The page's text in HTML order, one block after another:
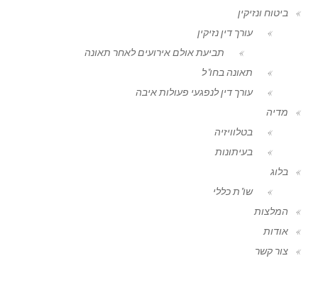
ביטוח ונזיקין
עורך דין נזיקין
תביעת אולם אירועים לאחר תאונה
תאונה בחו"ל
עורך דין לנפגעי פעולות איבה
מדיה
בטלוויזיה
בעיתונות
בלוג
שו"ת כללי
המלצות
אודות
צור קשר